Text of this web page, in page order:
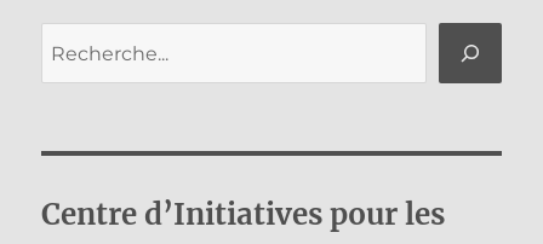
Centre d’Initiatives pour les